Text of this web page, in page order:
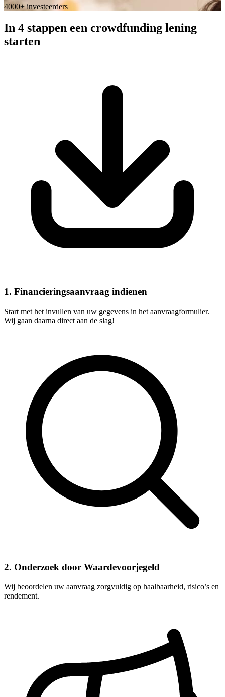
4000+ investeerders
In 4 stappen een crowdfunding lening
starten
1. Financieringsaanvraag indienen
Start met het invullen van uw gegevens in het aanvraagformulier.
Wij gaan daarna direct aan de slag!
2. Onderzoek door Waardevoorjegeld
Wij beoordelen uw aanvraag zorgvuldig op haalbaarheid, risico’s en
rendement.